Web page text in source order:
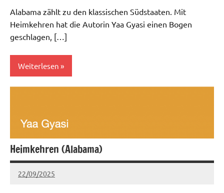
Alabama zählt zu den klassischen Südstaaten. Mit
Heimkehren hat die Autorin Yaa Gyasi einen Bogen
geschlagen, […]
Weiterlesen
Heimkehren (Alabama)
22/09/2025
admin
Keine